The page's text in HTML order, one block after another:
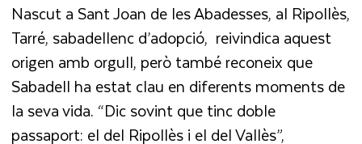
Nascut a Sant Joan de les Abadesses, al Ripollès,
Tarré, sabadellenc d’adopció, reivindica aquest
origen amb orgull, però també reconeix que
Sabadell ha estat clau en diferents moments de
la seva vida. “Dic sovint que tinc doble
passaport: el del Ripollès i el del Vallès”,